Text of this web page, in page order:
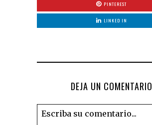
PINTEREST
LINKED IN
DEJA UN COMENTARIO